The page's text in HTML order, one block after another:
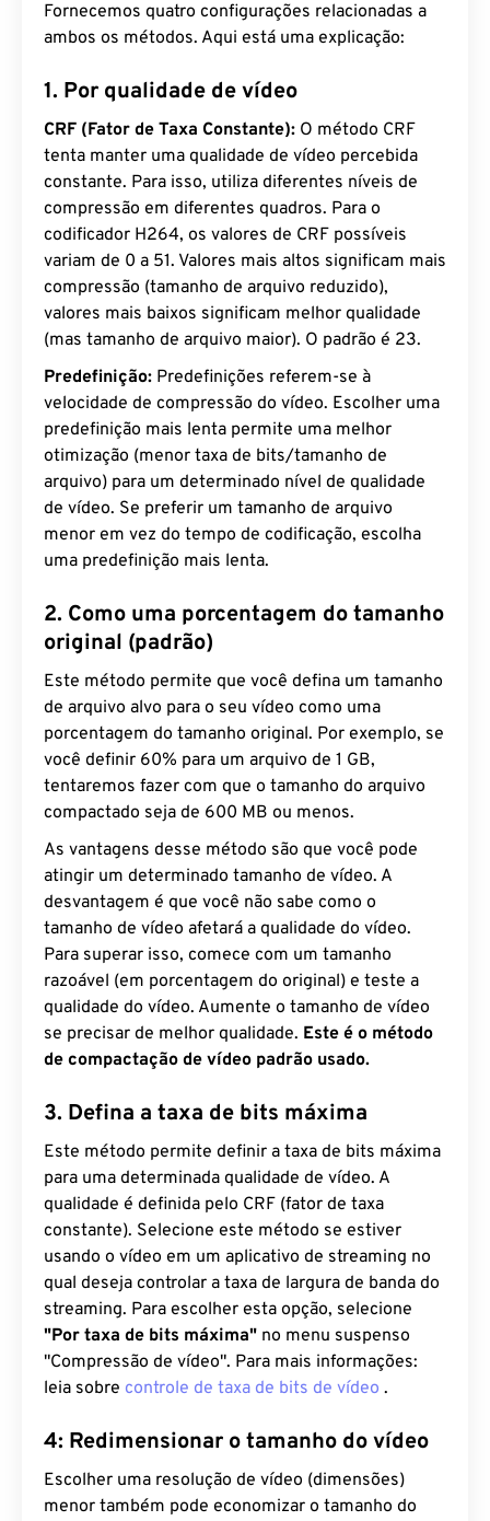
Fornecemos quatro configurações relacionadas a
ambos os métodos. Aqui está uma explicação:
1. Por qualidade de vídeo
CRF (Fator de Taxa Constante): O método CRF
tenta manter uma qualidade de vídeo percebida
constante. Para isso, utiliza diferentes níveis de
compressão em diferentes quadros. Para o
codificador H264, os valores de CRF possíveis
variam de 0 a 51. Valores mais altos significam mais
compressão (tamanho de arquivo reduzido),
valores mais baixos significam melhor qualidade
(mas tamanho de arquivo maior). O padrão é 23.
Predefinição: Predefinições referem-se à
velocidade de compressão do vídeo. Escolher uma
predefinição mais lenta permite uma melhor
otimização (menor taxa de bits/tamanho de
arquivo) para um determinado nível de qualidade
de vídeo. Se preferir um tamanho de arquivo
menor em vez do tempo de codificação, escolha
uma predefinição mais lenta.
2. Como uma porcentagem do tamanho
original (padrão)
Este método permite que você defina um tamanho
de arquivo alvo para o seu vídeo como uma
porcentagem do tamanho original. Por exemplo, se
você definir 60% para um arquivo de 1 GB,
tentaremos fazer com que o tamanho do arquivo
compactado seja de 600 MB ou menos.
As vantagens desse método são que você pode
atingir um determinado tamanho de vídeo. A
desvantagem é que você não sabe como o
tamanho de vídeo afetará a qualidade do vídeo.
Para superar isso, comece com um tamanho
razoável (em porcentagem do original) e teste a
qualidade do vídeo. Aumente o tamanho de vídeo
se precisar de melhor qualidade. Este é o método
de compactação de vídeo padrão usado.
3. Defina a taxa de bits máxima
Este método permite definir a taxa de bits máxima
para uma determinada qualidade de vídeo. A
qualidade é definida pelo CRF (fator de taxa
constante). Selecione este método se estiver
usando o vídeo em um aplicativo de streaming no
qual deseja controlar a taxa de largura de banda do
streaming. Para escolher esta opção, selecione
"Por taxa de bits máxima" no menu suspenso
"Compressão de vídeo". Para mais informações:
leia sobre controle de taxa de bits de vídeo .
4: Redimensionar o tamanho do vídeo
Escolher uma resolução de vídeo (dimensões)
menor também pode economizar o tamanho do